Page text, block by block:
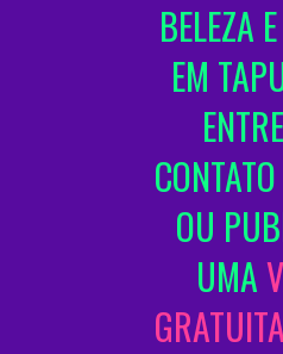
BELEZA
EM
OU
UMA